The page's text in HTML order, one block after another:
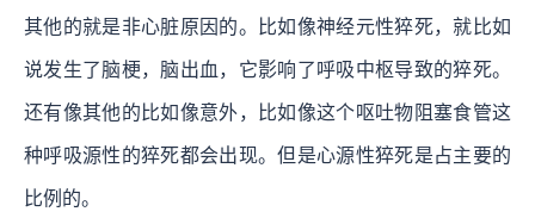
其他的就是非心脏原因的。比如像神经元性猝死，就比如
说发生了脑梗，脑出血，它影响了呼吸中枢导致的猝死。
还有像其他的比如像意外，比如像这个呕吐物阻塞食管这
种呼吸源性的猝死都会出现。但是心源性猝死是占主要的
比例的。